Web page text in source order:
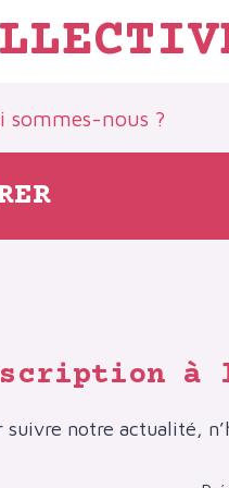
sommes-nous ?
à
suivre notre actualité,